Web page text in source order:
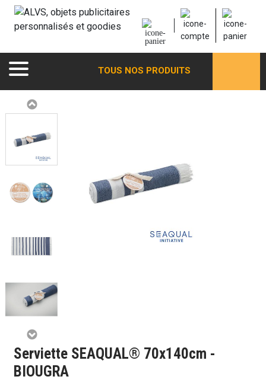
TOUS NOS PRODUITS
Serviette SEAQUAL® 70x140cm -
BIOUGRA